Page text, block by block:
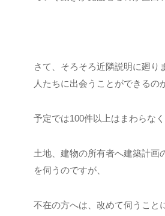
さて、そろそろ近隣説明に廻り
人たちに出会うことができるの
予定では100件以上はまわらなく
土地、建物の所有者へ建築計画
を伺うのですが、
不在の方へは、改めて伺うこと